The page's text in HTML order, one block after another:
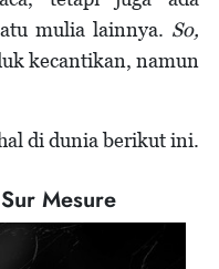
mulia lainnya. So,
kecantikan, namun
di dunia berikut ini.
Mesure